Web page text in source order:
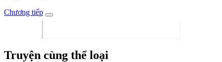
Chương tiếp
Truyện cùng thể loại